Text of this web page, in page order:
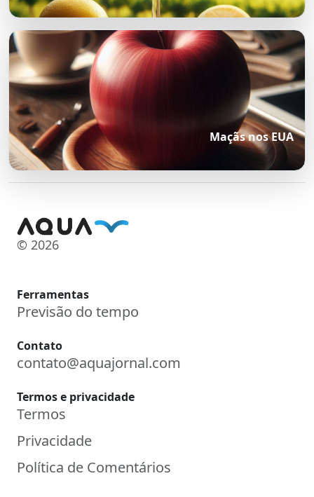
Maçãs nos EUA
© 2026
Ferramentas
Previsão do tempo
Contato
contato@aquajornal.com
Termos e privacidade
Termos
Privacidade
Política de Comentários